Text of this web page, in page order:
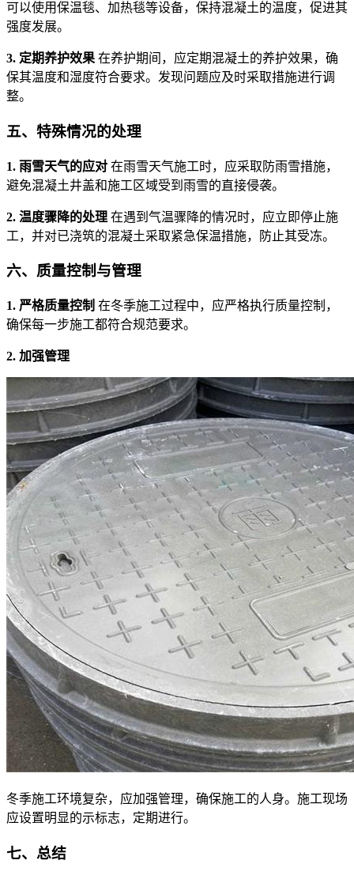
可以使用保温毯、加热毯等设备，保持混凝土的温度，促进其
强度发展。
3. 定期养护效果 在养护期间，应定期混凝土的养护效果，确
保其温度和湿度符合要求。发现问题应及时采取措施进行调
整。
五、 特殊情况的处理
1. 雨雪天气的应对 在雨雪天气施工时，应采取防雨雪措施，
避免混凝土井盖和施工区域受到雨雪的直接侵袭。
2. 温度骤降的处理 在遇到气温骤降的情况时，应立即停止施
工，并对已浇筑的混凝土采取紧急保温措施，防止其受冻。
六、 质量控制与管理
1. 严格质量控制 在冬季施工过程中，应严格执行质量控制，
确保每一步施工都符合规范要求。
2. 加强管理
冬季施工环境复杂，应加强管理，确保施工的人身。施工现场
应设置明显的示标志，定期进行。
七、 总结